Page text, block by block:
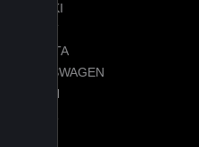
SUZUKI
TENET
TOYOTA
VOLKSWAGEN
VOYAH
ZEEKR